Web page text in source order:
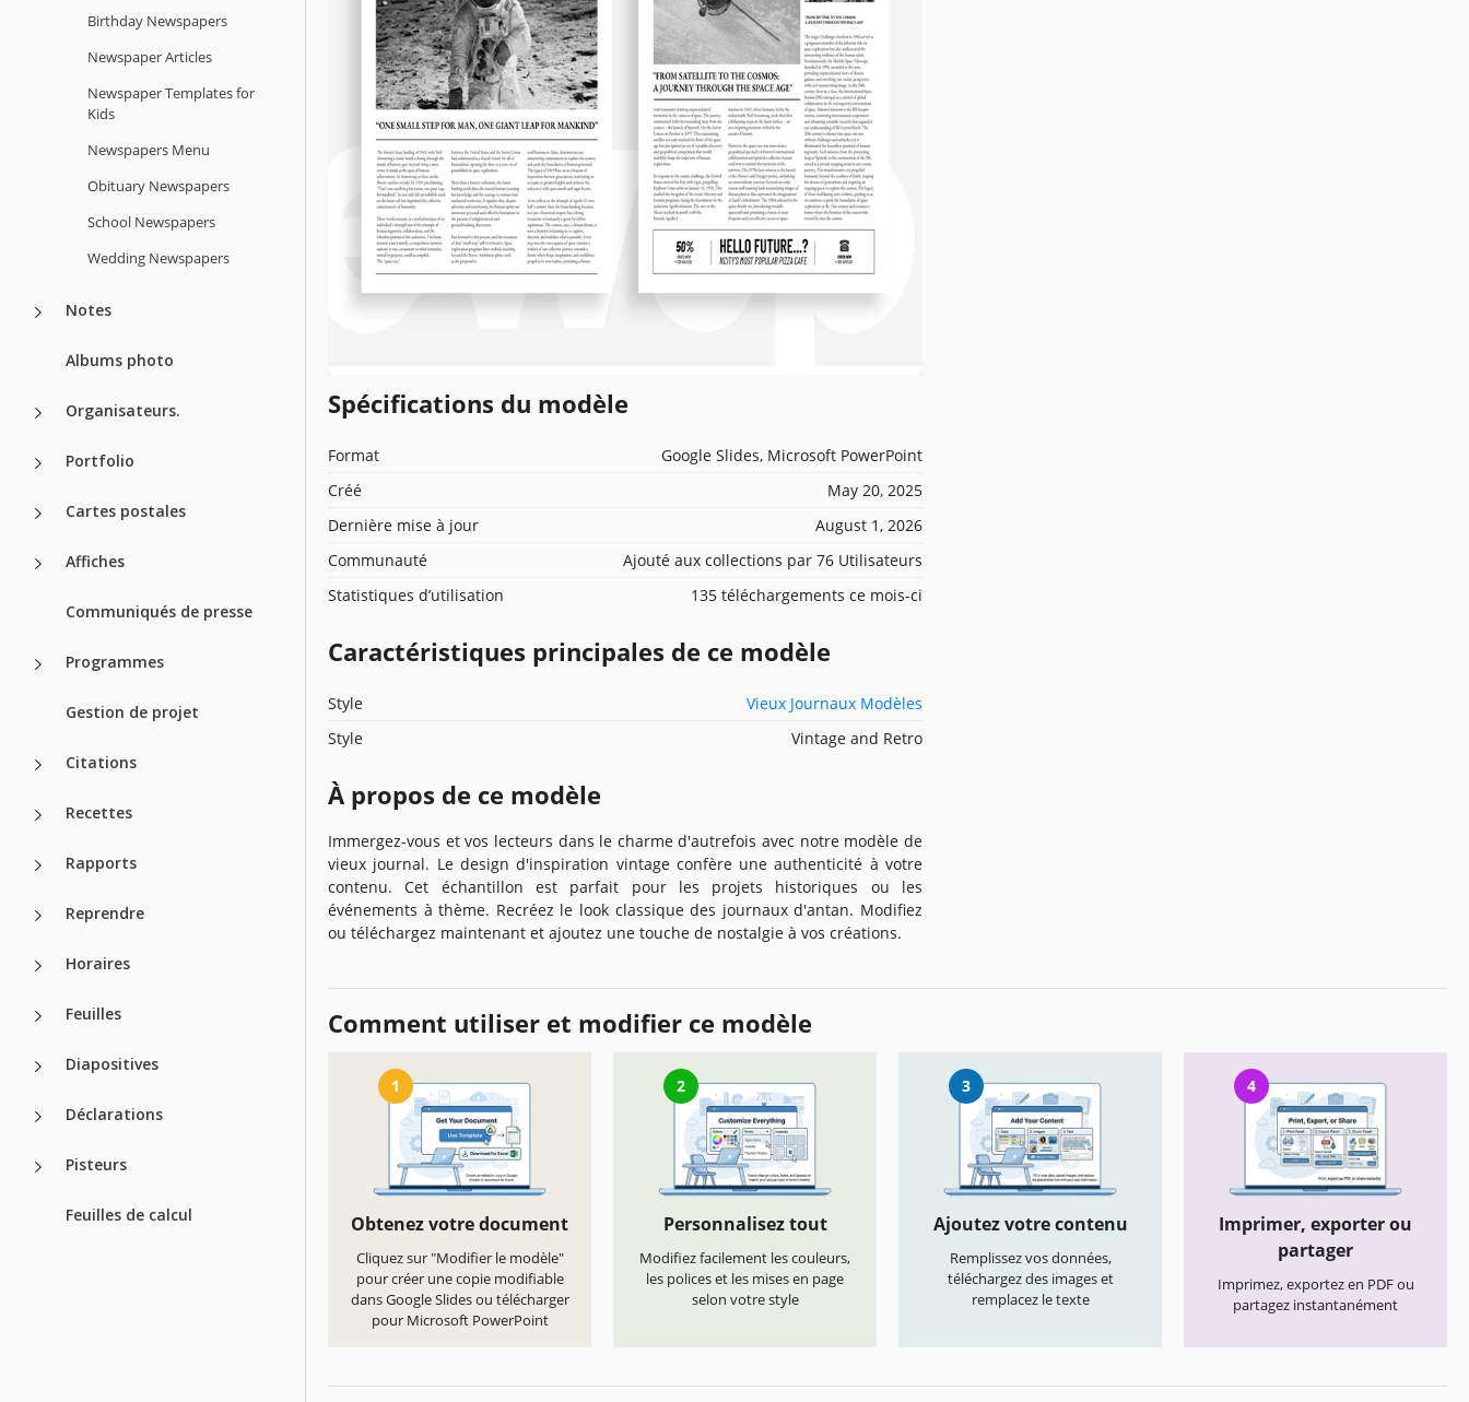
Birthday Newspapers
Newspaper Articles
Newspaper Templates for
Kids
Newspapers Menu
Obituary Newspapers
School Newspapers
Wedding Newspapers
Notes
Albums photo
Organisateurs.
Portfolio
Cartes postales
Affiches
Communiqués de presse
Programmes
Gestion de projet
Citations
Recettes
Rapports
Reprendre
Horaires
Feuilles
Diapositives
Déclarations
Pisteurs
Feuilles de calcul
Spécifications du modèle
Format
Google Slides, Microsoft PowerPoint
Créé
May 20, 2025
Dernière mise à jour
August 1, 2026
Communauté
Ajouté aux collections par 76 Utilisateurs
Statistiques d’utilisation
135 téléchargements ce mois-ci
Caractéristiques principales de ce modèle
Style
Vieux Journaux Modèles
Style
Vintage and Retro
À propos de ce modèle
Immergez-vous et vos lecteurs dans le charme d'autrefois avec notre modèle de
vieux journal. Le design d'inspiration vintage confère une authenticité à votre
contenu. Cet échantillon est parfait pour les projets historiques ou les
événements à thème. Recréez le look classique des journaux d'antan. Modifiez
ou téléchargez maintenant et ajoutez une touche de nostalgie à vos créations.
Comment utiliser et modifier ce modèle
1
Obtenez votre document
Cliquez sur "Modifier le modèle"
pour créer une copie modifiable
dans Google Slides ou télécharger
pour Microsoft PowerPoint
2
Personnalisez tout
Modifiez facilement les couleurs,
les polices et les mises en page
selon votre style
3
Ajoutez votre contenu
Remplissez vos données,
téléchargez des images et
remplacez le texte
4
Imprimer, exporter ou
partager
Imprimez, exportez en PDF ou
partagez instantanément